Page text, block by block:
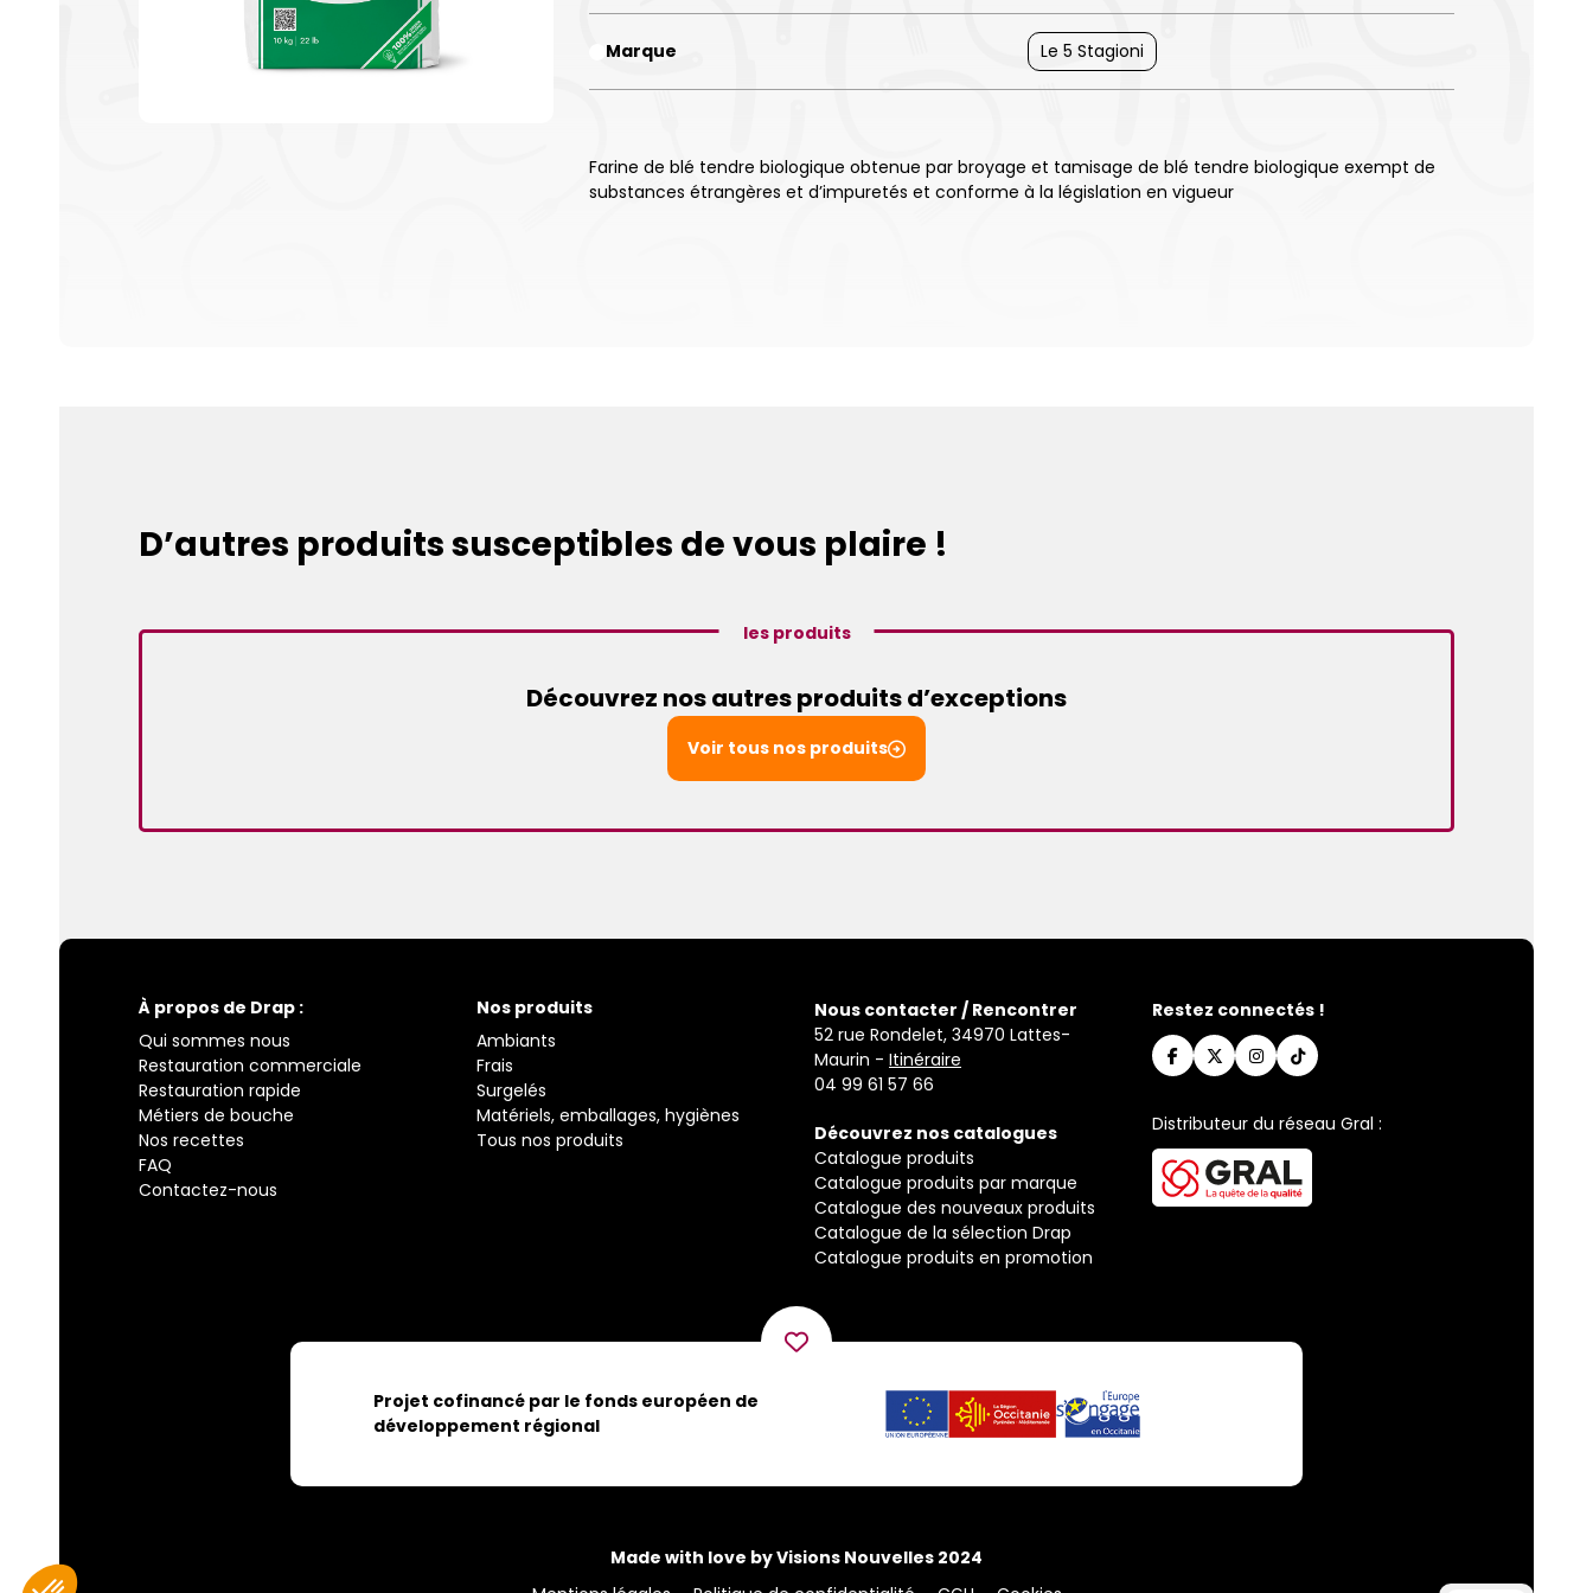
Marque Le 5 Stagioni
Farine de blé tendre biologique obtenue par broyage et tamisage de blé tendre biologique exempt de
substances étrangères et d’impuretés et conforme à la législation en vigueur
D’autres produits susceptibles de vous plaire !
les produits
Découvrez nos autres produits d’exceptions
Voir tous nos produits
À propos de Drap :
Qui sommes nous
Restauration commerciale
Restauration rapide
Métiers de bouche
Nos recettes
FAQ
Contactez-nous
Nos produits
Ambiants
Frais
Surgelés
Matériels, emballages, hygiènes
Tous nos produits
Nous contacter / Rencontrer
52 rue Rondelet, 34970 Lattes-
Maurin - Itinéraire
04 99 61 57 66
Découvrez nos catalogues
Catalogue produits
Catalogue produits par marque
Catalogue des nouveaux produits
Catalogue de la sélection Drap
Catalogue produits en promotion
Restez connectés !
Distributeur du réseau Gral :
Projet cofinancé par le fonds européen de
développement régional
Made with love by Visions Nouvelles 2024